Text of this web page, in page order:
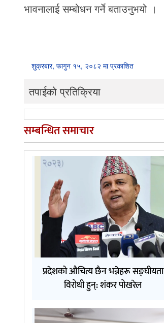
भावनालाई सम्बोधन गर्ने बताउनुभयो ।
शुक्रबार, फागुन १५, २०८२ मा प्रकाशित
तपाईको प्रतिक्रिया
सम्बन्धित समाचार
प्रदेशको औचित्य छैन भन्नेहरू सङ्घीयता
विरोधी हुन्: शंकर पोखरेल